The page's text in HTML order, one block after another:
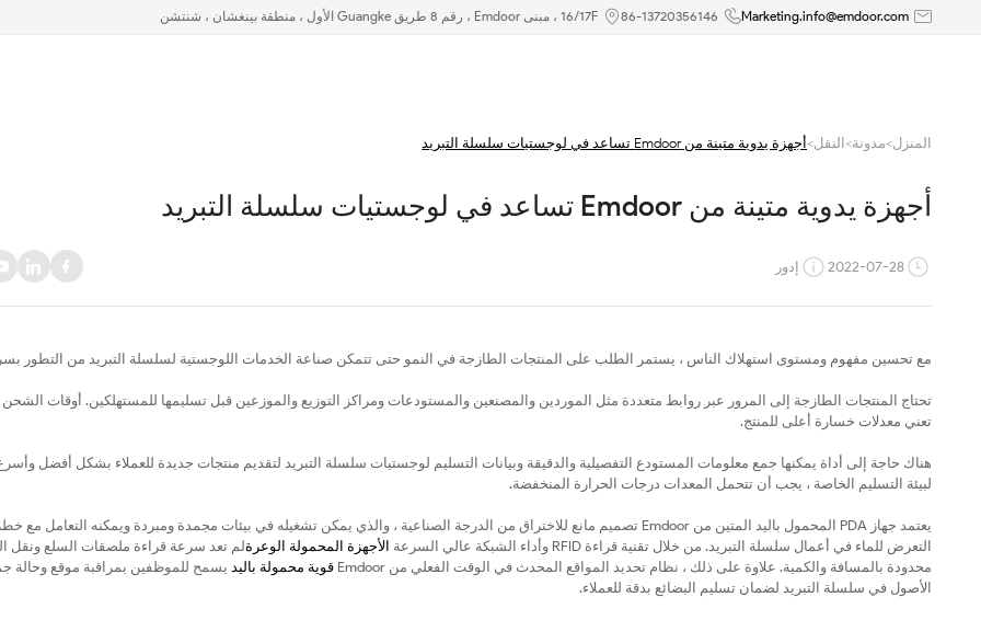
أجهزة
Emdoor
تساعد
في
لوجستيات
سلسلة
التبريد
Marketing.info@emdoor.com
86-13720356146 16/17F ، مبنى Emdoor ، رقم 8 طريق Guangke الأول ، منطقة بينغشان ، شنتشن
المنزل>مدونة> النقل>أجهزة يدوية متينة من Emdoor تساعد في لوجستيات سلسلة التبريد
أجهزة يدوية متينة من Emdoor تساعد في لوجستيات سلسلة التبريد
2022-07-28 إدور
مع تحسين مفهوم ومستوى استهلاك الناس ، يستمر الطلب على المنتجات الطازجة في النمو حتى تتمكن صناعة الخدمات اللوجستية لسلسلة التبريد من التطور
تحتاج المنتجات الطازجة إلى المرور عبر روابط متعددة مثل الموردين والمصنعين والمستودعات ومراكز التوزيع والموزعين قبل تسليمها للمستهلكين. أوقات الشحن
تعني معدلات خسارة أعلى للمنتج.
هناك حاجة إلى أداة يمكنها جمع معلومات المستودع التفصيلية والدقيقة وبيانات التسليم لوجستيات سلسلة التبريد لتقديم منتجات جديدة للعملاء بشكل أفضل
لبيئة التسليم الخاصة ، يجب أن تتحمل المعدات درجات الحرارة المنخفضة.
يعتمد جهاز PDA المحمول باليد المتين من Emdoor تصميم مانع للاختراق من الدرجة الصناعية ، والذي يمكن تشغيله في بيئات مجمدة ومبردة ويمكنه التعامل مع خطر
التعرض للماء في أعمال سلسلة التبريد. من خلال تقنية قراءة RFID وأداء الشبكة عالي السرعة
الأجهزة المحمولة الوعرةلم تعد سرعة قراءة ملصقات السلع ونقل
محدودة بالمسافة والكمية. علاوة على ذلك ، نظام تحديد المواقع المحدث في الوقت الفعلي من Emdoor
قوية محمولة باليديسمح للموظفين بمراقبة موقع وحالة
الأصول في سلسلة التبريد لضمان تسليم البضائع بدقة للعملاء.